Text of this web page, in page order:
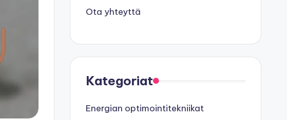
Ota yhteyttä
Kategoriat
Energian optimointitekniikat